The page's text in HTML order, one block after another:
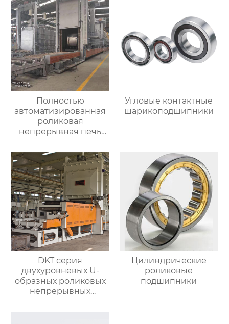
Полностью
автоматизированная
роликовая
непрерывная печь
алюминиевых листов
Угловые контактные
шарикоподшипники
DKT серия
двухуровневых U-
образных роликовых
непрерывных
Цилиндрические
роликовые
подшипники